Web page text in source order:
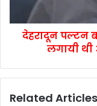
देहरादून पल्टन
लगायी
Related Articles